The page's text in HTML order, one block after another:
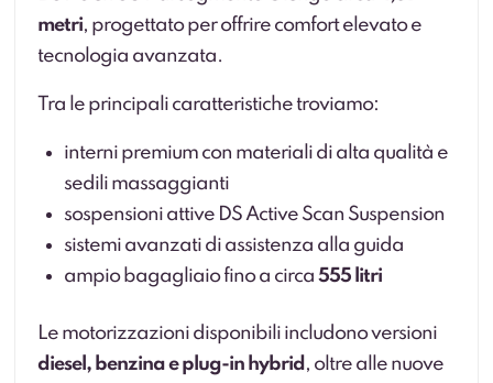
metri, progettato per offrire comfort elevato e
tecnologia avanzata.
Tra le principali caratteristiche troviamo:
interni premium con materiali di alta qualità e
sedili massaggianti
sospensioni attive DS Active Scan Suspension
sistemi avanzati di assistenza alla guida
ampio bagagliaio fino a circa555 litri
Le motorizzazioni disponibili includono versioni
diesel, benzina e plug-in hybrid , oltre alle nuove